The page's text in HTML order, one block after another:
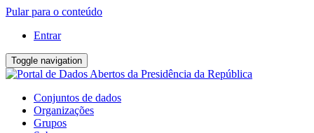
Pular para o conteúdo
Entrar
Toggle navigation
Conjuntos de dados
Organizações
Grupos